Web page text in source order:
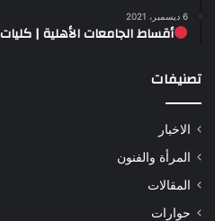
6 ديسمبر، 2021
أقساط الجامعات الأهلية |
تصنيفات
الاخبار
المرأة والفنون
المقالات
حوارات